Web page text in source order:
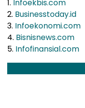
1. Infoekbis.com
2. Businesstoday.id
3. Infoekonomi.com
4. Bisnisnews.com
5. Infofinansial.com